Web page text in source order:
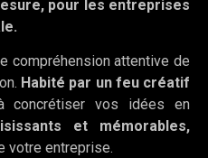
pour les entreprises
compréhension attentive de
Habité par un feu créatif
concrétiser vos idées en
et mémorables,
votre entreprise.